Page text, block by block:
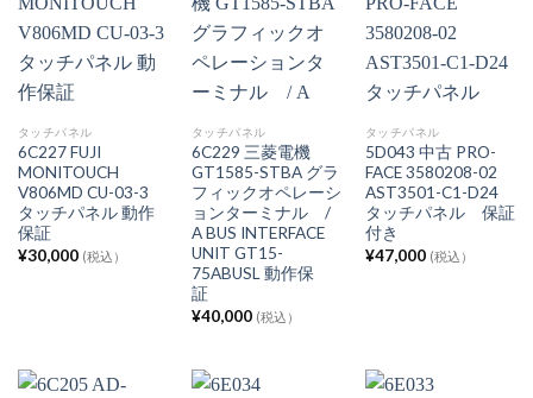
タッチパネル
6C227 FUJI
MONITOUCH
V806MD CU-03-3
タッチパネル 動作
保証
¥30,000 (税込）
タッチパネル
6C229 三菱電機
GT1585-STBA グラ
フィックオペレーシ
ョンターミナル /
A BUS INTERFACE
UNIT GT15-
75ABUSL 動作保
証
¥40,000 (税込）
タッチパネル
5D043 中古 PRO-
FACE 3580208-02
AST3501-C1-D24
タッチパネル 保証
付き
¥47,000 (税込）